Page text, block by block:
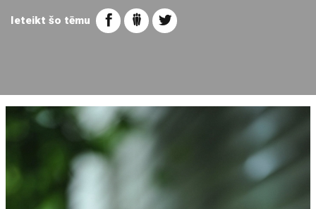
Ieteikt šo tēmu